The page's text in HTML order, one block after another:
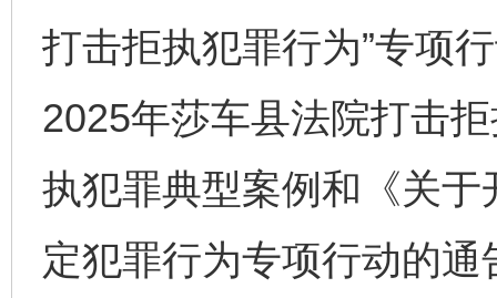
打击拒执犯罪行为”专项
2025年莎车县法院打击
执犯罪典型案例和《关
定犯罪行为专项行动的